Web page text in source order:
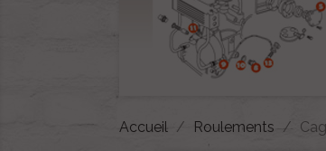
Accueil Roulements